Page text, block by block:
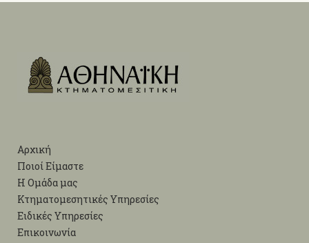
Αρχική
Ποιοί Είμαστε
Η Ομάδα μας
Κτηματομεσητικές Υπηρεσίες
Ειδικές Υπηρεσίες
Επικοινωνία